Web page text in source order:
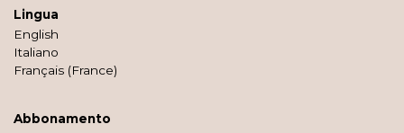
Lingua
English
Italiano
Français (France)
Abbonamento